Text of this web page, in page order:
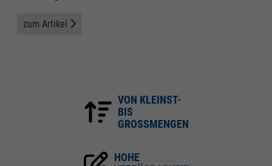
zum Artikel
VON KLEINST-
BIS
GROSSMENGEN
HOHE